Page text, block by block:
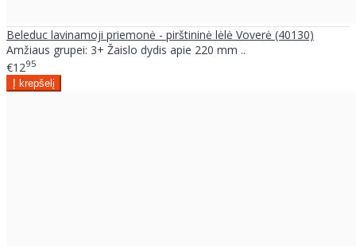
Beleduc lavinamoji priemonė - pirštininė lėlė Voverė (40130)
Amžiaus grupei: 3+ Žaislo dydis apie 220 mm ..
€1295